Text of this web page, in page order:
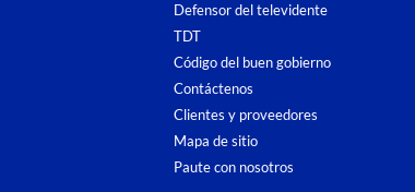
Defensor del televidente
TDT
Código del buen gobierno
Contáctenos
Clientes y proveedores
Mapa de sitio
Paute con nosotros